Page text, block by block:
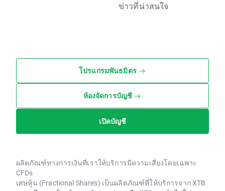
ข่าวที่น่าสนใจ
โปรแกรมพันธมิตร
ห้องจัดการบัญชี
เปิดบัญชี
ผลิตภัณฑ์ทางการเงินที่เราให้บริการมีความเสี่ยงโดยเฉพาะ
CFDs
เศษหุ้น (Fractional Shares) เป็นผลิตภัณฑ์ที่ให้บริการจาก XTB